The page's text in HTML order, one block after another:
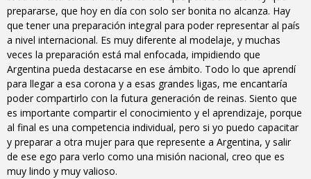
prepararse, que hoy en día con solo ser bonita no alcanza. Hay
que tener una preparación integral para poder representar al país
a nivel internacional. Es muy diferente al modelaje, y muchas
veces la preparación está mal enfocada, impidiendo que
Argentina pueda destacarse en ese ámbito. Todo lo que aprendí
para llegar a esa corona y a esas grandes ligas, me encantaría
poder compartirlo con la futura generación de reinas. Siento que
es importante compartir el conocimiento y el aprendizaje, porque
al final es una competencia individual, pero si yo puedo capacitar
y preparar a otra mujer para que represente a Argentina, y salir
de ese ego para verlo como una misión nacional, creo que es
muy lindo y muy valioso.